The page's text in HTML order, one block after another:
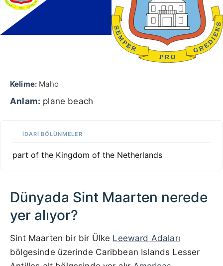
Kelime: Maho
Anlam: plane beach
İDARI BÖLÜNMELER
part of the Kingdom of the Netherlands
Dünyada Sint Maarten nerede
yer alıyor?
Sint Maarten bir bir Ülke Leeward Adaları
bölgesinde üzerinde Caribbean Islands Lesser